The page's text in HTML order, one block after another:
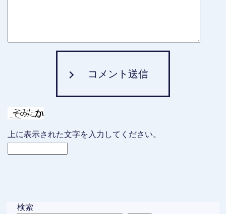
コメント送信
上に表示された文字を入力してください。
検索